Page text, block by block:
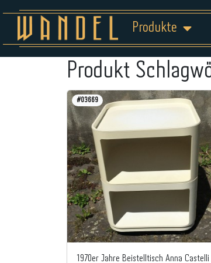
Produkte
Produkt
#03669
1970er Jahre Beistelltisch Anna Castelli